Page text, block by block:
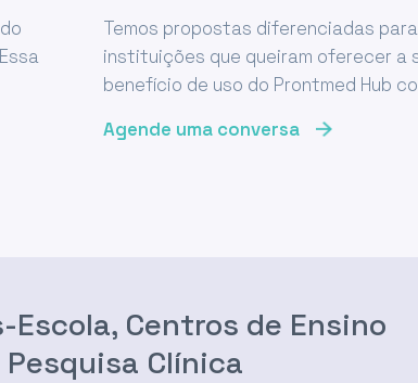
Temos propostas diferenciadas
instituições que queiram oferecer a
benefício de uso do Prontmed Hub
Agende uma conversa
Escola, Centros de Ensino
Pesquisa Clínica